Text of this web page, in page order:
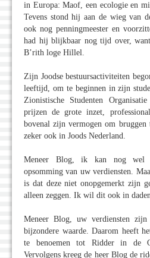
in Europa: Maof, een ecologie en
Tevens stond hij aan de wieg van
ook nog penningmeester en
had hij blijkbaar nog tijd over,
B’rith loge Hillel.
Zijn Joodse bestuursactiviteiten
leeftijd, om te beginnen in zijn
Zionistische Studenten
prijzen de grote inzet,
bovenal zijn vermogen om
zeker ook in Joods Nederland.
Meneer Blog, ik kan nog wel
opsomming van uw verdiensten.
is dat deze niet onopgemerkt zijn
alleen zeggen. Ik wil dit ook in
Meneer Blog, uw verdiensten
bijzondere waarde. Daarom heeft
te benoemen tot Ridder in de
Vervolgens kreeg de heer Blog de